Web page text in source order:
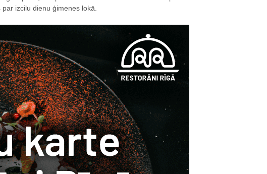
izcilu dienu ģimenes lokā.